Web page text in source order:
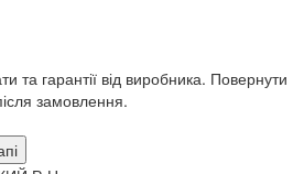
та гарантії від виробника. Повернути
замовлення.